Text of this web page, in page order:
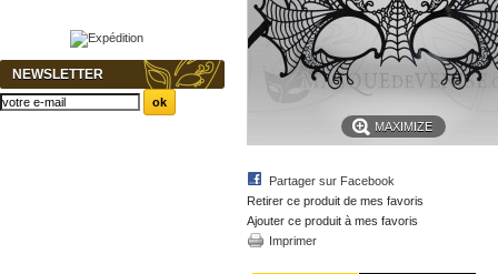
NEWSLETTER
MAXIMIZE
Partager sur Facebook
Retirer ce produit de mes favoris
Ajouter ce produit à mes favoris
Imprimer